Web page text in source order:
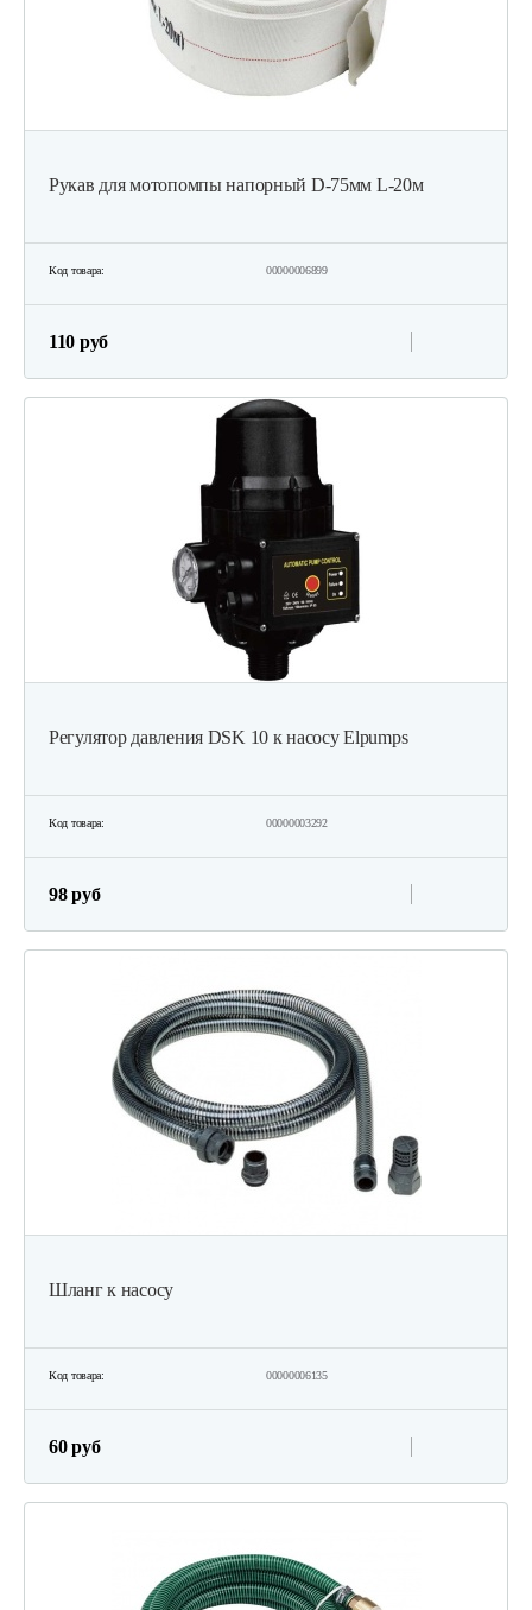
Рукав для мотопомпы напорный D-75мм L-20м
Код товара: 00000006899
110 руб
Регулятор давления DSK 10 к насосу Elpumps
Код товара: 00000003292
98 руб
Шланг к насосу
Код товара: 00000006135
60 руб